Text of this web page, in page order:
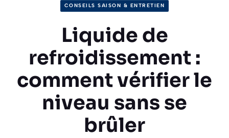
CONSEILS SAISON & ENTRETIEN
Liquide de
refroidissement :
comment vérifier le
niveau sans se
brûler